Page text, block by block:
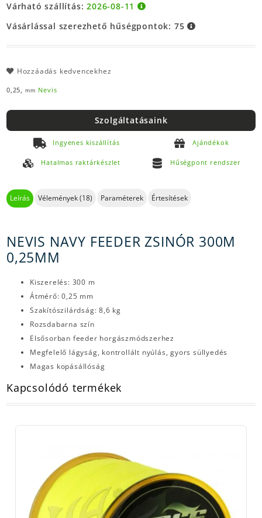
Várható szállítás:2026-08-11
Vásárlással szerezhető hűségpontok: 75
Hozzáadás kedvencekhez
0,25, mm Nevis
Szolgáltatásaink
Ingyenes kiszállítás Ajándékok
Hatalmas raktárkészlet Hűségpont rendszer
Leírás Vélemények (18) Paraméterek Értesítések
NEVIS NAVY FEEDER ZSINÓR 300M
0,25MM
Kiszerelés: 300 m
Átmérő: 0,25 mm
Szakítószilárdság: 8,6 kg
Rozsdabarna szín
Elsősorban feeder horgászmódszerhez
Megfelelő lágyság, kontrollált nyúlás, gyors süllyedés
Magas kopásállóság
Kapcsolódó termékek